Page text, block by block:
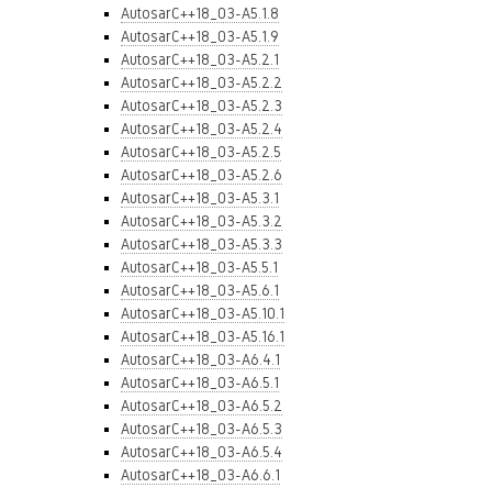
AutosarC++18_03-A5.1.8
AutosarC++18_03-A5.1.9
AutosarC++18_03-A5.2.1
AutosarC++18_03-A5.2.2
AutosarC++18_03-A5.2.3
AutosarC++18_03-A5.2.4
AutosarC++18_03-A5.2.5
AutosarC++18_03-A5.2.6
AutosarC++18_03-A5.3.1
AutosarC++18_03-A5.3.2
AutosarC++18_03-A5.3.3
AutosarC++18_03-A5.5.1
AutosarC++18_03-A5.6.1
AutosarC++18_03-A5.10.1
AutosarC++18_03-A5.16.1
AutosarC++18_03-A6.4.1
AutosarC++18_03-A6.5.1
AutosarC++18_03-A6.5.2
AutosarC++18_03-A6.5.3
AutosarC++18_03-A6.5.4
AutosarC++18_03-A6.6.1